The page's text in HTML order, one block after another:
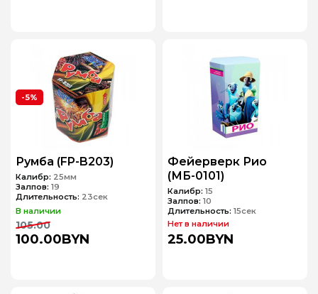
-5%
Румба (FP-B203)
Калибр: 25мм
Залпов: 19
Длительность: 23сек
В наличии
100.00BYN
105.00
Фейерверк Рио
(МБ-0101)
Калибр: 15
Залпов: 10
Длительность: 15сек
Нет в наличии
25.00BYN